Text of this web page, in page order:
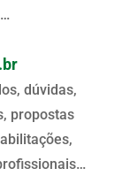
dúvidas,
propostas